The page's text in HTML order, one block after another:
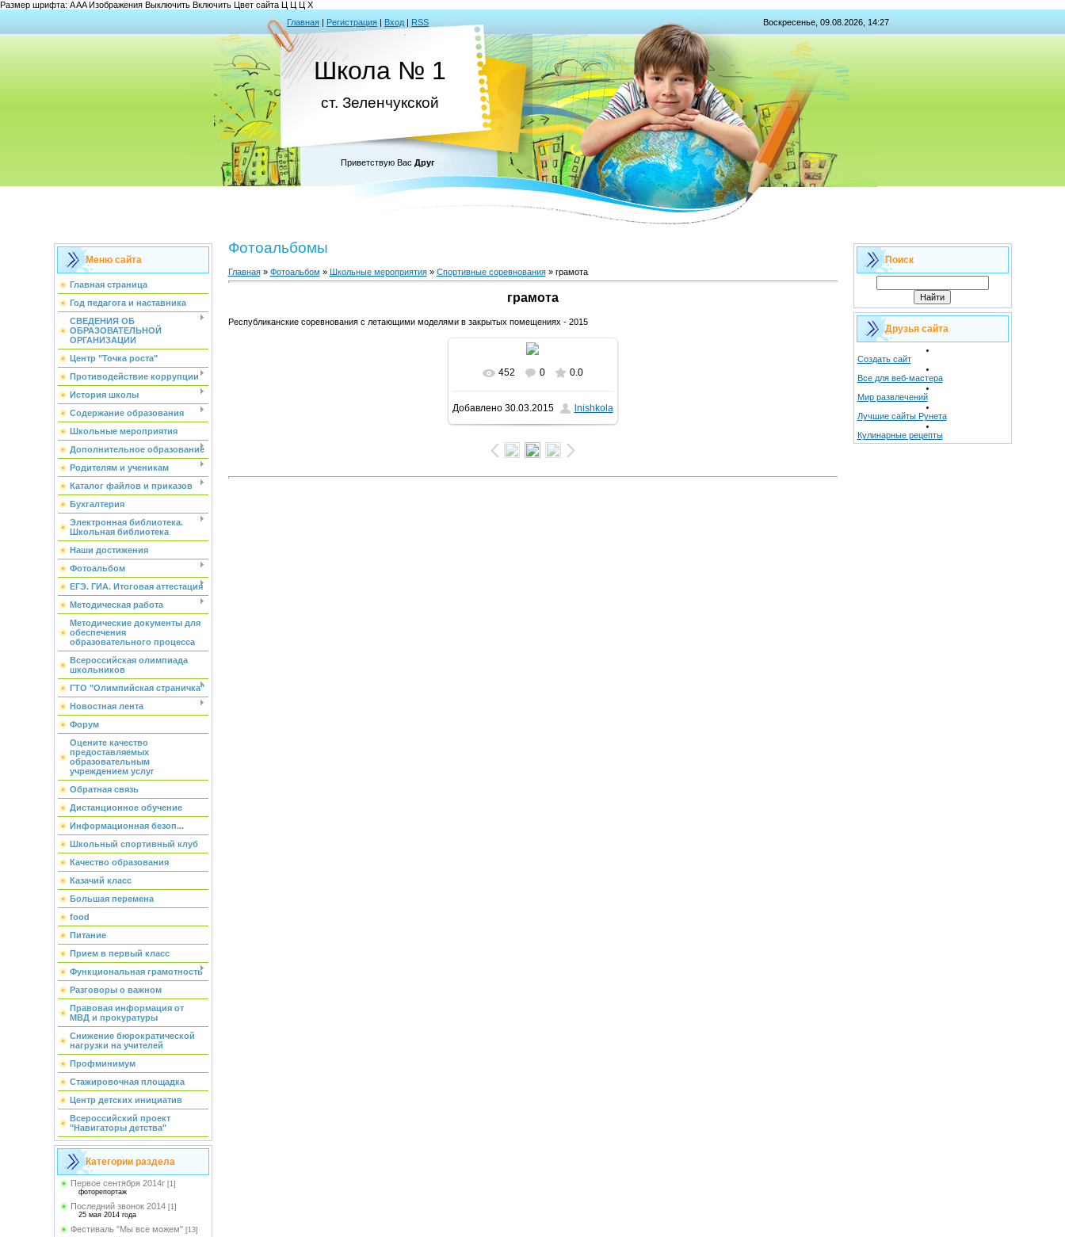
Размер шрифта: AAAИзображения Выключить Включить Цвет сайта Ц Ц Ц Х
Главная | Регистрация | Вход | RSS Воскресенье, 09.08.2026, 14:27
Школа № 1
ст. Зеленчукской
Приветствую Вас Друг
Меню сайта
Главная страница
Год педагога и наставника
СВЕДЕНИЯ ОБ
ОБРАЗОВАТЕЛЬНОЙ
ОРГАНИЗАЦИИ
Центр "Точка роста"
Противодействие коррупции
История школы
Содержание образования
Школьные мероприятия
Дополнительное образование
Родителям и ученикам
Каталог файлов и приказов
Бухгалтерия
Электронная библиотека.
Школьная библиотека
Наши достижения
Фотоальбом
ЕГЭ. ГИА. Итоговая аттестация
Методическая работа
Методические документы для
обеспечения
образовательного процесса
Всероссийская олимпиада
школьников
ГТО "Олимпийская страничка"
Новостная лента
Форум
Оцените качество
предоставляемых
образовательным
учреждением услуг
Обратная связь
Дистанционное обучение
Информационная безоп...
Школьный спортивный клуб
Качество образования
Казачий класс
Большая перемена
food
Питание
Прием в первый класс
Функциональная грамотность
Разговоры о важном
Правовая информация от
МВД и прокуратуры
Снижение бюрократической
нагрузки на учителей
Профминимум
Стажировочная площадка
Центр детских инициатив
Всероссийский проект
"Навигаторы детства"
Категории раздела
Первое сентября 2014г [1]
фоторепортаж
Последний звонок 2014 [1]
25 мая 2014 года
Фестиваль "Мы все можем" [13]
Фотоальбомы
Главная» Фотоальбом » Школьные мероприятия» Спортивные соревнования» грамота
грамота
Республиканские соревнования с летающими моделями в закрытых помещениях - 2015
В реальном размере
640x912/ 245.3Kb
452 0 0.0
Добавлено30.03.2015 lnishkola
Поиск
Друзья сайта
Создать сайт
Все для веб-мастера
Мир развлечений
Лучшие сайты Рунета
Кулинарные рецепты